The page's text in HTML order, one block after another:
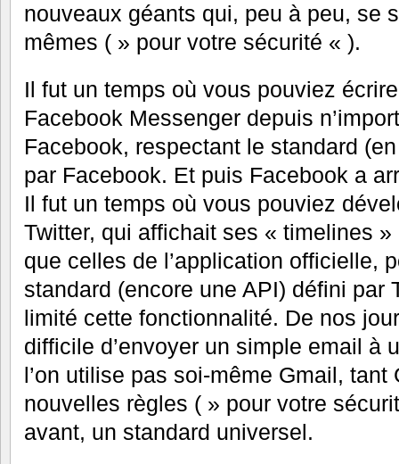
nouveaux géants qui, peu à peu, se
mêmes ( » pour votre sécurité « ).
Il fut un temps où vous pouviez
Facebook Messenger depuis
Facebook, respectant le standard
par Facebook. Et puis Facebook a
Il fut un temps où vous pouviez
Twitter, qui affichait ses « timelines »
que celles de l’application officielle,
standard (encore une API) défini par
limité cette fonctionnalité. De nos
difficile d’envoyer un simple email à
l’on utilise pas soi-même Gmail, tant
nouvelles règles ( » pour votre
avant, un standard universel.